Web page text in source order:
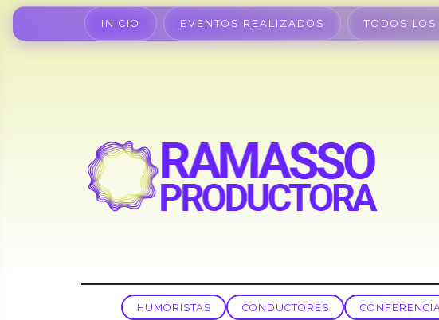
INICIO EVENTOS REALIZADOS TODOS LOS
HUMORISTAS CONDUCTORES